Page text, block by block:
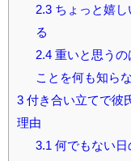
2.3ちょっと嬉し
る
2.4重いと思うの
ことを何も知ら
3 付き合い立てで彼
理由
3.1 何でもない日